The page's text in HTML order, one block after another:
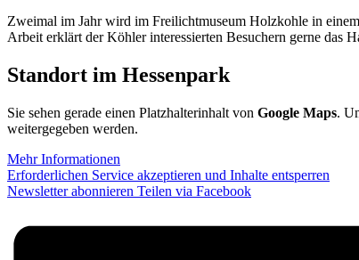
Zweimal im Jahr wird im Freilichtmuseum Holzkohle in
Arbeit erklärt der Köhler interessierten Besuchern gerne das
Standort im Hessenpark
Sie sehen gerade einen Platzhalterinhalt von Google Maps.
weitergegeben werden.
Mehr Informationen
Erforderlichen Service akzeptieren und Inhalte entsperren
Newsletter abonnieren Teilen via Facebook